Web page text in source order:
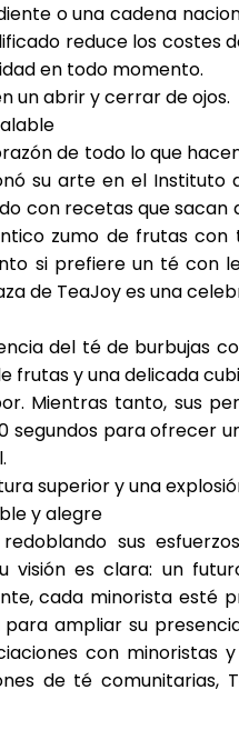
o una cadena
reduce los
en todo momento.
un abrir y cerrar de ojos.
de todo lo que
su arte en el Instituto
con recetas que
zumo de frutas
si prefiere un té con
de TeaJoy es una
del té de burbujas
frutas y una delicada
Mientras tanto, sus
segundos para ofrecer
superior y una
y alegre
sus
visión es clara: un
cada minorista esté
ampliar su
con minoristas
de té